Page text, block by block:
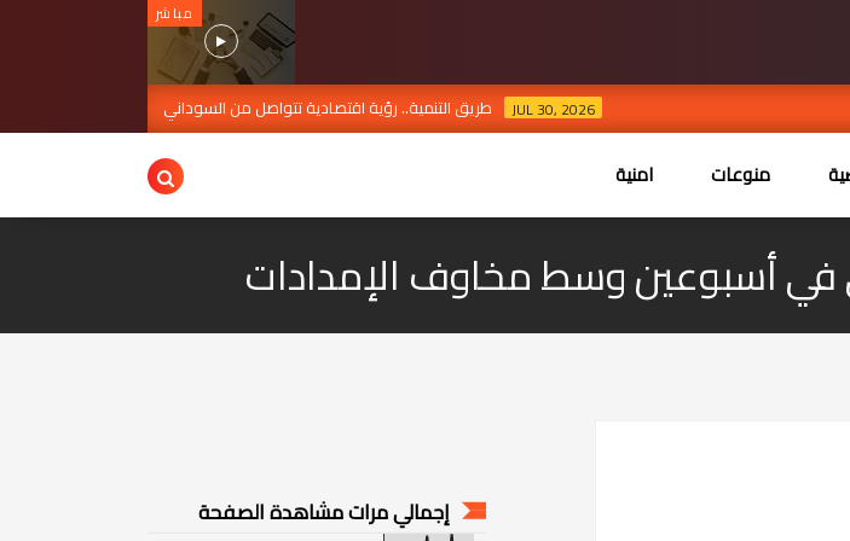
مباشر
طريق التنمية.. رؤية اقتصادية تتواصل من السوداني إلى الزيدي
منوعات امنية
في أسبوعين وسط مخاوف الإمدادات
إجمالي مرات مشاهدة الصفحة